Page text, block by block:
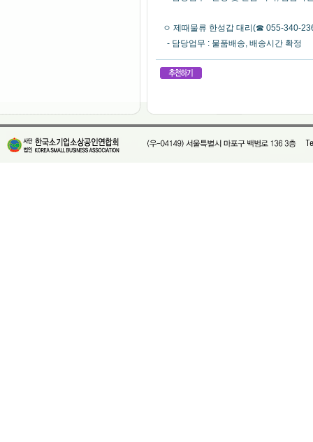
ㅇ 제때물류 한성갑 대리(☎ 055-340-
- 담당업무 : 물품배송, 배송시간 확정